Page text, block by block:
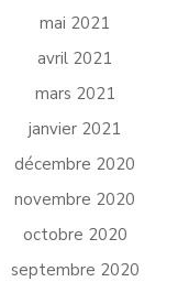
mai 2021
avril 2021
mars 2021
janvier 2021
décembre 2020
novembre 2020
octobre 2020
septembre 2020